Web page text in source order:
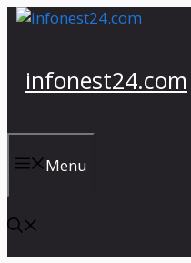
컨
기
infonest24.com
Menu